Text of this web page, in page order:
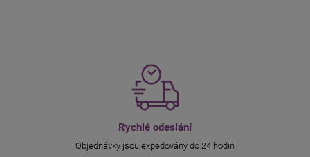
Rychlé odeslání
Objednávky jsou expedovány do 24 hodin